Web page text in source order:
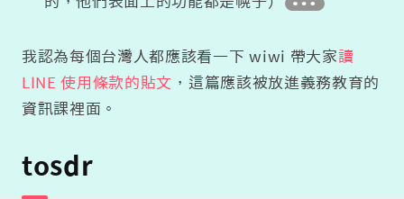
我認為每個台灣人都應該看一下 wiwi 帶大家讀
LINE 使用條款的貼文 ，這篇應該被放進義務教育的
資訊課裡面。
tosdr